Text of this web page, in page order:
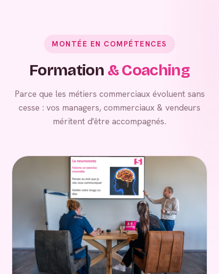
MONTÉE EN COMPÉTENCES
Formation & Coaching
Parce que les métiers commerciaux évoluent sans
cesse : vos managers, commerciaux & vendeurs
méritent d'être accompagnés.